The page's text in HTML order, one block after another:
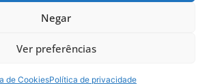
Negar
Ver preferências
de CookiesPolítica de privacidade
(Ressacada), em Florianópolis,
(FIFA)-SP, auxiliado por Alex
e por Miguel Cataneo Ribeiro da